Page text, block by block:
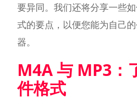
要异同。我们还将分享一些
式的要点，以便您能为自己
器。
M4A 与 MP3：
件格式